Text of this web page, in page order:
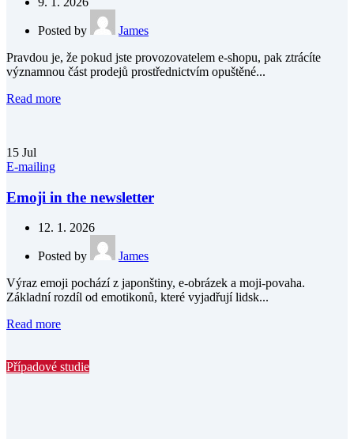
Posted by
James
Pravdou je, že pokud jste provozovatelem e-shopu, pak ztrácíte
významnou část prodejů prostřednictvím opuštěné...
Read more
15 Jul
E-mailing
Emoji in the newsletter
12. 1. 2026
Posted by
James
Výraz emoji pochází z japonštiny, e-obrázek a moji-povaha.
Základní rozdíl od emotikonů, které vyjadřují lidsk...
Read more
Případové studie